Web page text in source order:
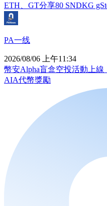
ETH、GT分享80 SNDKG
PA一线
2026/08/06 上午11:34
幣安Alpha盲盒空投活動上
AIA代幣獎勵